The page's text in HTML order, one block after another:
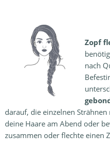
Zopf
nach
darauf, die einzelnen
deine Haare am Abend oder
zusammen oder flechte einen